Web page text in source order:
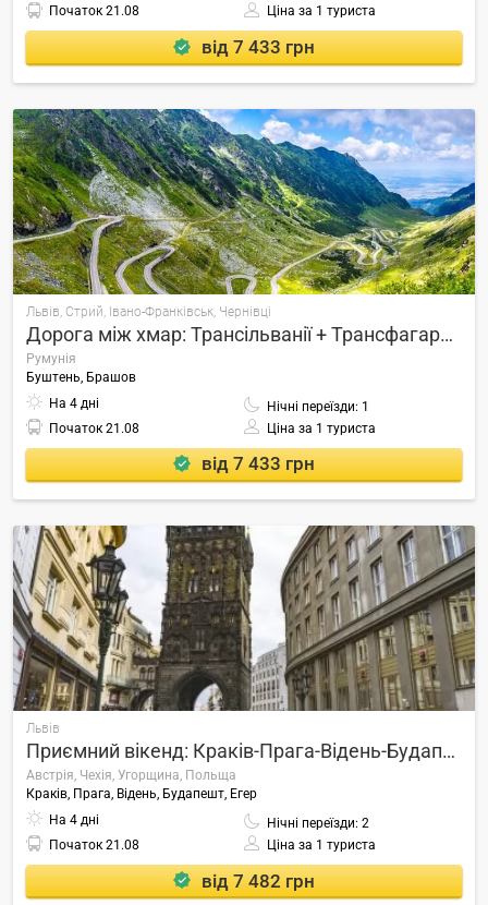
Початок 21.08 Ціна за 1 туриста
від 7 433 грн
Львів, Стрий, Івано-Франківськ, Чернівці
Дорога між хмар: Трансільванії + Трансфагараш
Румунія
Буштень, Брашов
На 4 дні
Нічні переїзди: 1
Початок 21.08 Ціна за 1 туриста
від 7 433 грн
Львів
Приємний вікенд: Краків-Прага-Відень-Будапешт
Австрія, Чехія, Угорщина, Польща
Краків, Прага, Відень, Будапешт, Егер
На 4 дні
Нічні переїзди: 2
Початок 21.08 Ціна за 1 туриста
від 7 482 грн